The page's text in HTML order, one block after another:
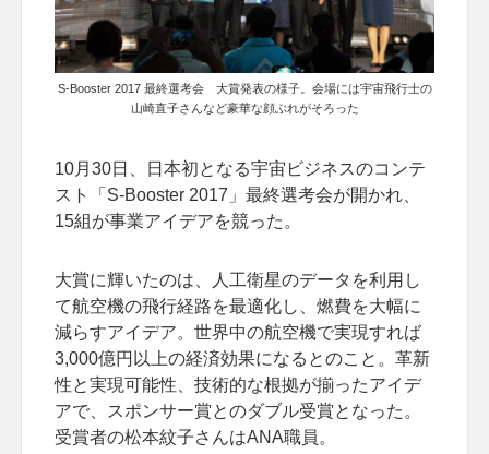
S-Booster 2017 最終選考会 大賞発表の様子。会場には宇宙飛行士の
山崎直子さんなど豪華な顔ぶれがそろった
10月30日、日本初となる宇宙ビジネスのコンテ
スト「S-Booster 2017」最終選考会が開かれ、
15組が事業アイデアを競った。
大賞に輝いたのは、人工衛星のデータを利用し
て航空機の飛行経路を最適化し、燃費を大幅に
減らすアイデア。世界中の航空機で実現すれば
3,000億円以上の経済効果になるとのこと。革新
性と実現可能性、技術的な根拠が揃ったアイデ
アで、スポンサー賞とのダブル受賞となった。
受賞者の松本紋子さんはANA職員。